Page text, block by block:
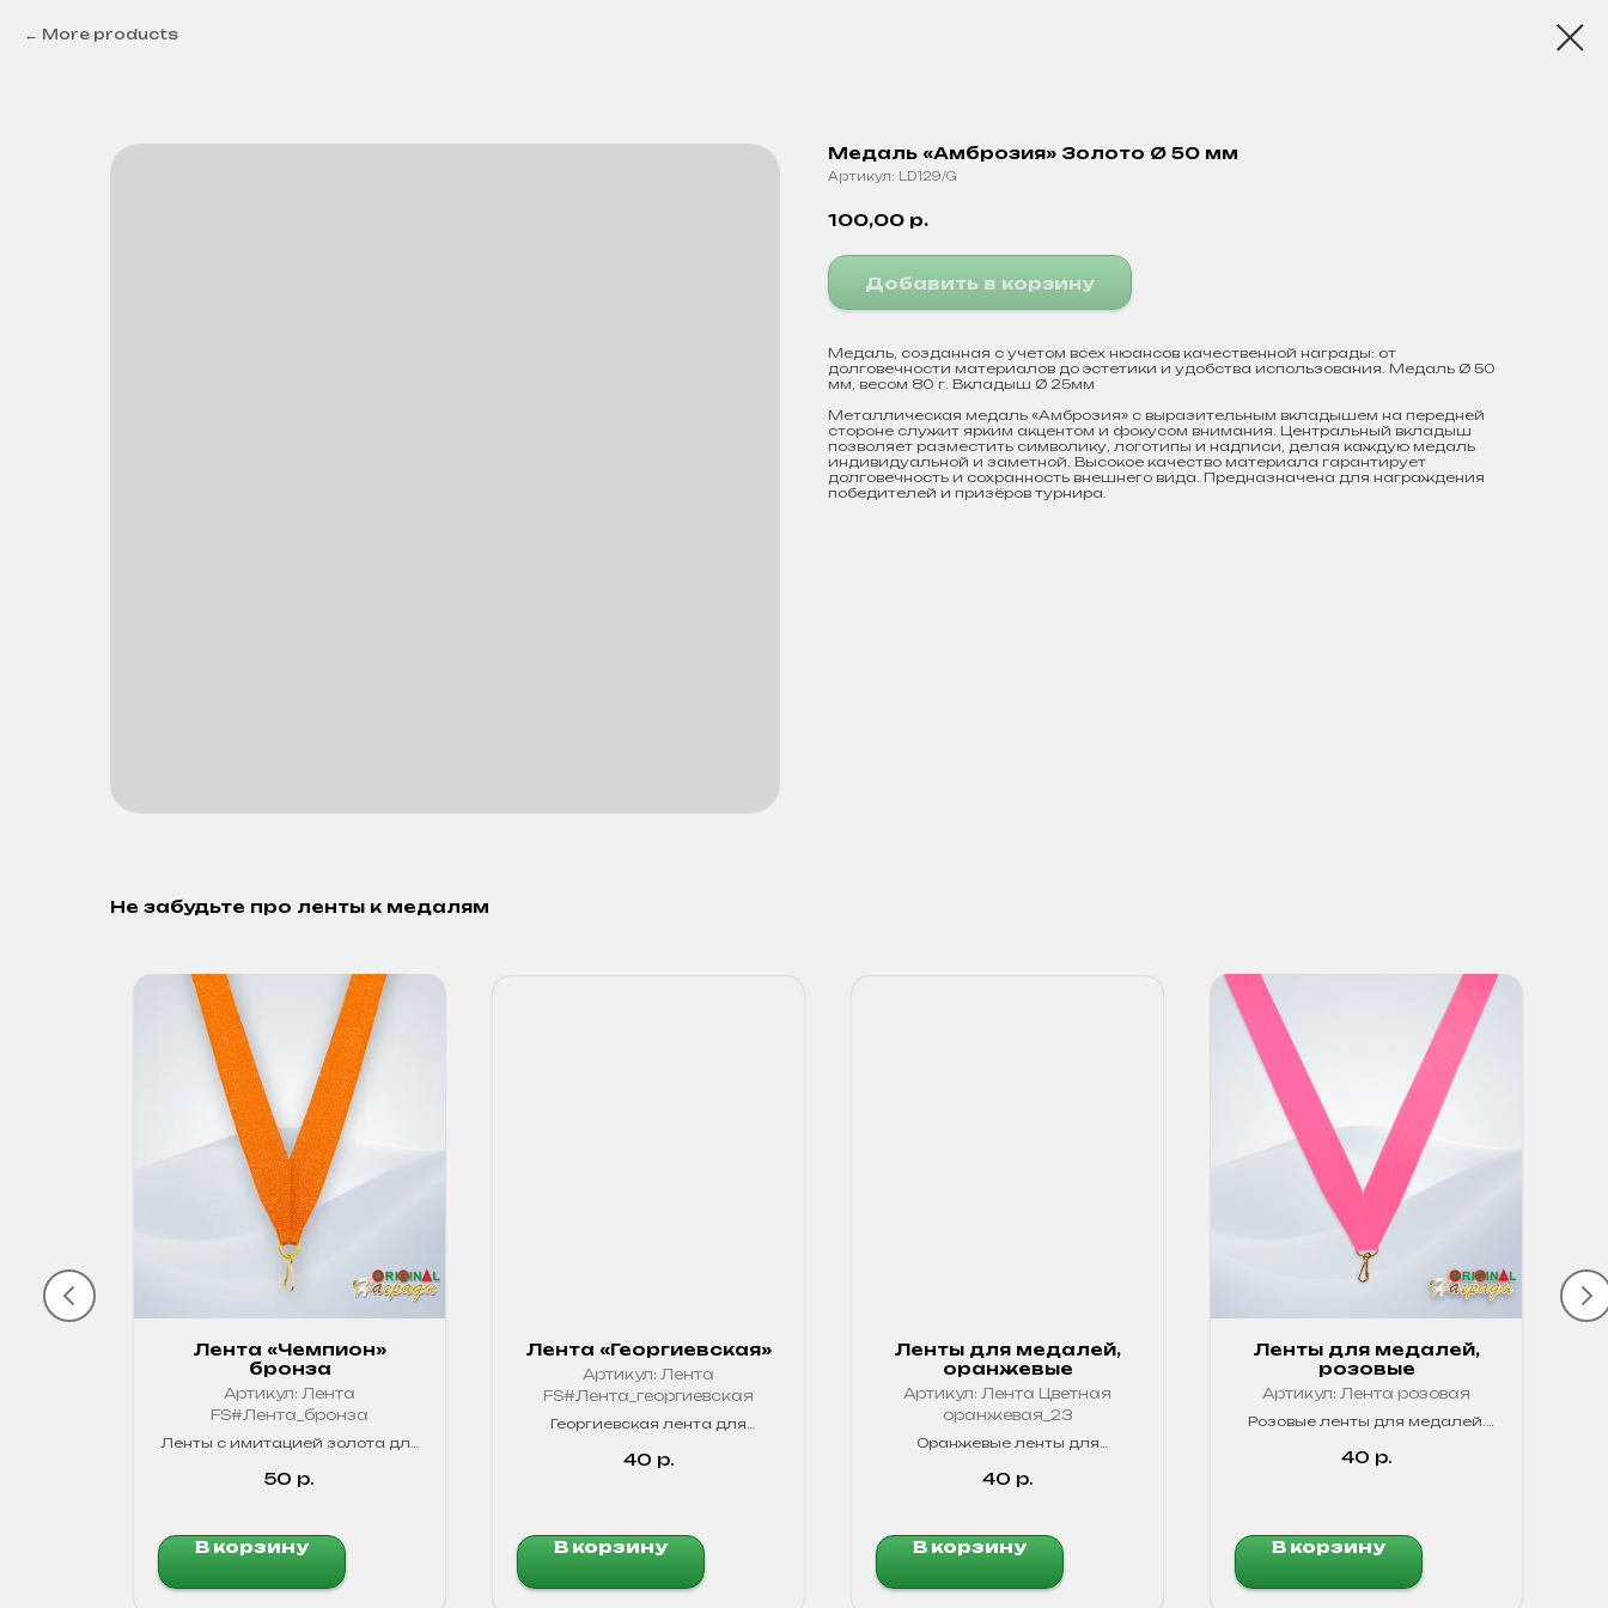
More products
Медаль «Амброзия» Золото Ø 50 мм
Артикул: LD129/G
100,00 р.
Добавить в корзину
Медаль, созданная с учетом всех нюансов качественной награды: от
долговечности материалов до эстетики и удобства использования. Медаль Ø 50
мм, весом 80 г. Вкладыш Ø 25мм
Металлическая медаль «Амброзия» с выразительным вкладышем на передней
стороне служит ярким акцентом и фокусом внимания. Центральный вкладыш
позволяет разместить символику, логотипы и надписи, делая каждую медаль
индивидуальной и заметной. Высокое качество материала гарантирует
долговечность и сохранность внешнего вида. Предназначена для награждения
победителей и призёров турнира.
Не забудьте про ленты к медалям
Лента «Чемпион»
бронза
Артикул: Лента
FS#Лента_бронза
Ленты с имитацией золота для
победителей в любых
соревнованиях.
50 р.
В корзину
Лента «Георгиевская»
Артикул: Лента
FS#Лента_георгиевская
Георгиевская лента для
памяти. Качественный
материал, стойкие цвета
40 р.
В корзину
Ленты для медалей,
оранжевые
Артикул: Лента Цветная
оранжевая_23
Оранжевые ленты для
40 р.
В корзину
Ленты для медалей,
розовые
Артикул: Лента розовая
Розовые ленты для медалей.
40 р.
В корзину